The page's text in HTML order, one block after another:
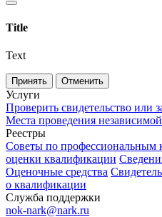
Title
Text
Принять Отменить
Услуги
Проверить свидетельство или
Места проведения
Реестры
Советы по профессиональным
оценки квалификации
Оценочные средства
о квалификации
Служба поддержки
nok-nark@nark.ru